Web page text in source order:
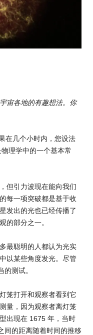
宙各地的有趣想法。你
在几个小时内，您设法
理学中的一个基本常
但引力波现在能向我们
每一项突破都是基于收
发出的光也已经传播了
的部分之一。
最聪明的人都认为光实
以某些角度发光​​。尽管
测试。
笼打开和观察者看到它
量，因为观察者离灯笼
出现在 1675 年，当时
间的距离随着时间的推移